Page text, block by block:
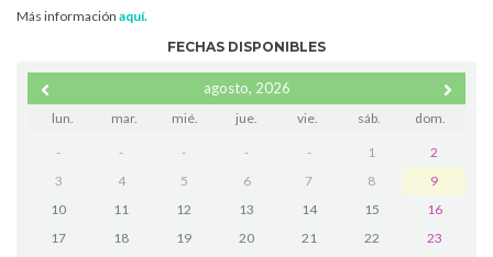
Más información aquí.
FECHAS DISPONIBLES
agosto, 2026
lun. mar. mié. jue. vie. sáb. dom.
- - - - - 1
2
3
4 5 6 7 8
9
10
11 12 13 14 15
16
17
18 19 20 21 22
23